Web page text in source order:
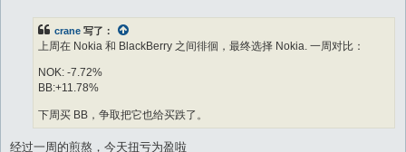
crane 写了：
上周在 Nokia 和 BlackBerry 之间徘徊，最终选择 Nokia. 一周对比：
NOK: -7.72%
BB:+11.78%
下周买 BB，争取把它也给买跌了。
经过一周的煎熬，今天扭亏为盈啦